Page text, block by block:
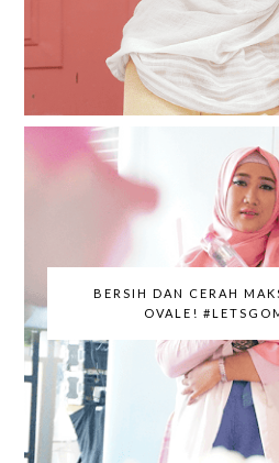
BERSIH DAN CERAH
OVALE!